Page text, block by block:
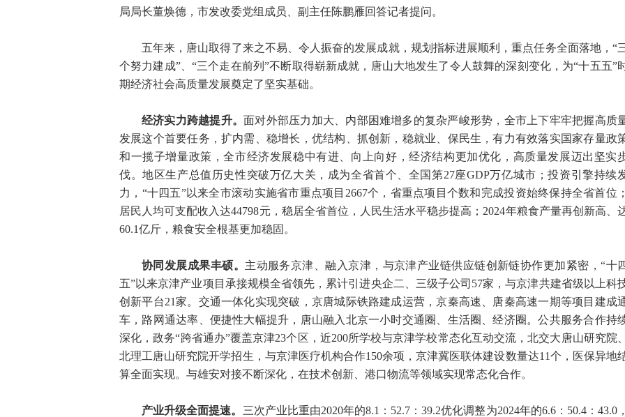
局局长董焕德，市发改委党组成员、副主任陈鹏雁回答记者提问。
五年来，唐山取得了来之不易、令人振奋的发展成就，规划指标进展顺利，重点任务全面落地，“
个努力建成”、“三个走在前列”不断取得崭新成就，唐山大地发生了令人鼓舞的深刻变化，为“十五五”
期经济社会高质量发展奠定了坚实基础。
经济实力跨越提升。面对外部压力加大、内部困难增多的复杂严峻形势，全市上下牢牢把握高质
发展这个首要任务，扩内需、稳增长，优结构、抓创新，稳就业、保民生，有力有效落实国家存量政
和一揽子增量政策，全市经济发展稳中有进、向上向好，经济结构更加优化，高质量发展迈出坚实
伐。地区生产总值历史性突破万亿大关，成为全省首个、全国第27座GDP万亿城市；投资引擎持续
力，“十四五”以来全市滚动实施省市重点项目2667个，省重点项目个数和完成投资始终保持全省首位；
居民人均可支配收入达44798元，稳居全省首位，人民生活水平稳步提高；2024年粮食产量再创新高、
60.1亿斤，粮食安全根基更加稳固。
协同发展成果丰硕。 主动服务京津、融入京津，与京津产业链供应链创新链协作更加紧密，“十
五”以来京津产业项目承接规模全省领先，累计引进央企二、三级子公司57家，与京津共建省级以上科
创新平台21家。交通一体化实现突破，京唐城际铁路建成运营，京秦高速、唐秦高速一期等项目建成
车，路网通达率、便捷性大幅提升，唐山融入北京一小时交通圈、生活圈、经济圈。公共服务合作持
深化，政务“跨省通办”覆盖京津23个区，近200所学校与京津学校常态化互动交流，北交大唐山研究院、
北理工唐山研究院开学招生，与京津医疗机构合作150余项，京津冀医联体建设数量达11个，医保异地
算全面实现。与雄安对接不断深化，在技术创新、港口物流等领域实现常态化合作。
产业升级全面提速。 三次产业比重由2020年的8.1：52.7：39.2优化调整为2024年的6.6：50.4：43.0，